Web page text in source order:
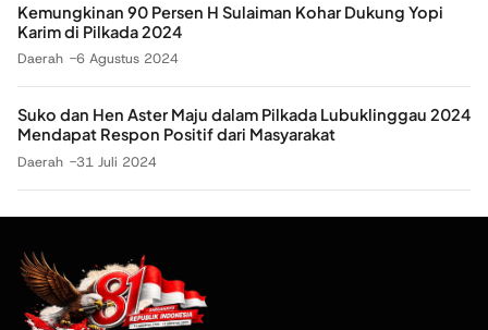
Kemungkinan 90 Persen H Sulaiman Kohar Dukung Yopi
Karim di Pilkada 2024
Daerah 6 Agustus 2024
Suko dan Hen Aster Maju dalam Pilkada Lubuklinggau 2024
Mendapat Respon Positif dari Masyarakat
Daerah 31 Juli 2024